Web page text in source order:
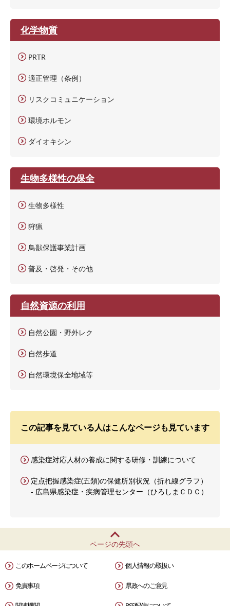
化学物質
PRTR
適正管理（条例）
リスクコミュニケーション
環境ホルモン
ダイオキシン
生物多様性の保全
生物多様性
狩猟
鳥獣保護事業計画
普及・啓発・その他
自然資源の利用
自然公園・野外レク
自然歩道
自然環境保全地域等
この記事を見ている人はこんなページも見ています
感染症対応人材の養成に関する研修・訓練について
定点把握感染症(五類)の保健所別状況（折れ線グラフ）
- 広島県感染症・疾病管理センター（ひろしまＣＤＣ）
ページの先頭へ
このホームページについて 個人情報の取扱い
免責事項 県政へのご意見